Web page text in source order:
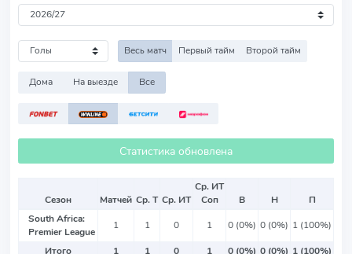
Весь матч Первый тайм Второй тайм
Дома На выезде Все
Статистика обновлена
Сезон Матчей Ср. Т Ср. ИТ
Ср. ИТ
Соп
В Н
П
South Africa:
Premier League
1 1 0 1 0 (0%) 0 (0%) 1 (100%)
Итого 1 1 0 1 0 (0%) 0 (0%) 1 (100%)